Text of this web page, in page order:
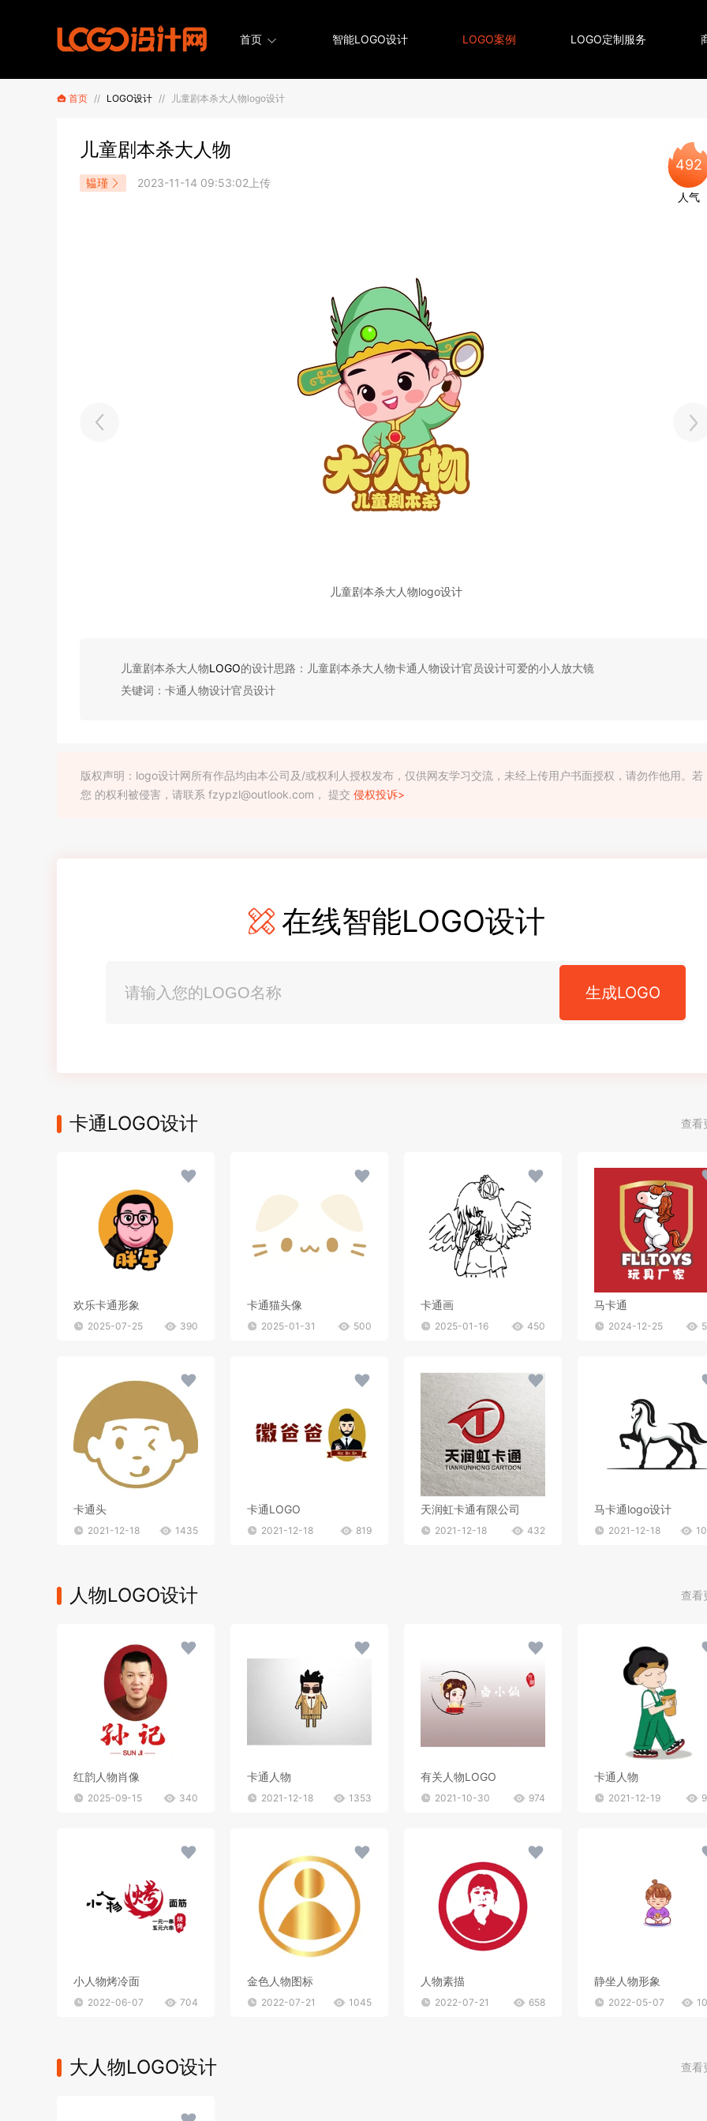
首页 智能LOGO设计 LOGO案例 LOGO定制服务
首页 // LOGO设计 // 儿童剧本杀大人物logo设计
儿童剧本杀大人物
韫瑾 2023-11-14 09:53:02上传
492
人气
儿童剧本杀大人物logo设计
儿童剧本杀大人物LOGO的设计思路：儿童剧本杀大人物卡通人物设计官员设计可爱的小人放大镜
关键词：卡通人物设计官员设计
版权声明：logo设计网所有作品均由本公司及/或权利人授权发布，仅供网友学习交流，未经上传用户书面授权，请勿作他用。若
您 的权利被侵害，请联系 fzypzl@outlook.com， 提交 侵权投诉>
在线智能LOGO设计
生成LOGO
卡通LOGO设计 查看
欢乐卡通形象
2025-07-25 390
卡通猫头像
2025-01-31 500
卡通画
2025-01-16 450
马卡通
2024-12-25
卡通头
2021-12-18 1435
卡通LOGO
2021-12-18 819
天润虹卡通有限公司
2021-12-18 432
马卡通logo设计
2021-12-18
人物LOGO设计 查看
红韵人物肖像
2025-09-15 340
卡通人物
2021-12-18 1353
有关人物LOGO
2021-10-30 974
卡通人物
2021-12-19
小人物烤冷面
2022-06-07 704
金色人物图标
2022-07-21 1045
人物素描
2022-07-21 658
静坐人物形象
2022-05-07
大人物LOGO设计 查看